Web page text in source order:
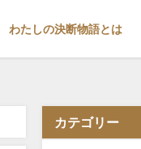
わたしの決断物語とは
カテゴリー